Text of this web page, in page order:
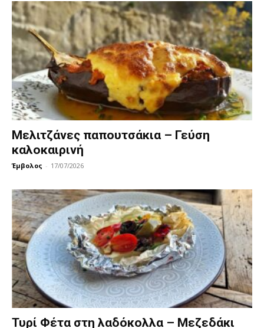
Μελιτζάνες παπουτσάκια – Γεύση
καλοκαιρινή
Έμβολος - 17/07/2026
Τυρί Φέτα στη λαδόκολλα – Μεζεδάκι